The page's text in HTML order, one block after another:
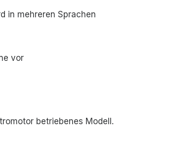
in mehreren Sprachen
vor
betriebenes Modell.